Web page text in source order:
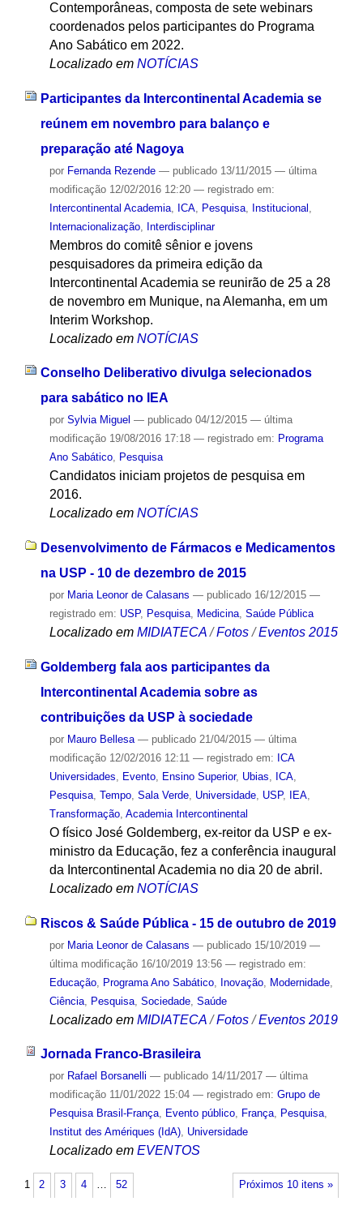
Contemporâneas, composta de sete webinars
coordenados pelos participantes do Programa
Ano Sabático em 2022.
Localizado em NOTÍCIAS
Participantes da Intercontinental Academia se
reúnem em novembro para balanço e
preparação até Nagoya
por Fernanda Rezende — publicado13/11/2015 — última
modificação12/02/2016 12:20 — registrado em:
Intercontinental Academia, ICA, Pesquisa, Institucional
Internacionalização, Interdisciplinar
Membros do comitê sênior e jovens
pesquisadores da primeira edição da
Intercontinental Academia se reunirão de 25 a 28
de novembro em Munique, na Alemanha, em um
Interim Workshop.
Localizado em NOTÍCIAS
Conselho Deliberativo divulga selecionados
para sabático no IEA
por Sylvia Miguel — publicado04/12/2015 — última
modificação19/08/2016 17:18 — registrado em: Programa
Ano Sabático, Pesquisa
Candidatos iniciam projetos de pesquisa em
2016.
Localizado em NOTÍCIAS
Desenvolvimento de Fármacos e Medicamentos
na USP - 10 de dezembro de 2015
por Maria Leonor de Calasans — publicado16/12/2015 —
registrado em: USP, Pesquisa, Medicina, Saúde Pública
Localizado em MIDIATECA /Fotos /Eventos 2015
Goldemberg fala aos participantes da
Intercontinental Academia sobre as
contribuições da USP à sociedade
por Mauro Bellesa — publicado21/04/2015 — última
modificação12/02/2016 12:11 — registrado em: ICA
Universidades
Evento, Ensino Superior, Ubias ICA,
Pesquisa, Tempo, Sala Verde, Universidade, USP, IEA,
Transformação, Academia Intercontinental
O físico José Goldemberg, ex-reitor da USP e ex-
ministro da Educação, fez a conferência inaugural
da Intercontinental Academia no dia 20 de abril.
Localizado em NOTÍCIAS
Riscos & Saúde Pública - 15 de outubro de 2019
por Maria Leonor de Calasans — publicado15/10/2019 —
última modificação16/10/2019 13:56 — registrado em:
Educação, Programa Ano Sabático, Inovação, Modernidade,
Ciência, Pesquisa, Sociedade, Saúde
Localizado em MIDIATECA /Fotos /Eventos 2019
Jornada Franco-Brasileira
por Rafael Borsanelli — publicado14/11/2017 — última
modificação11/01/2022 15:04 — registrado em: Grupo de
Pesquisa Brasil-França, Evento público, França, Pesquisa,
Institut des Amériques (IdA), Universidade
Localizado em EVENTOS
Próximos 10 itens »
1 2 3 4 … 52